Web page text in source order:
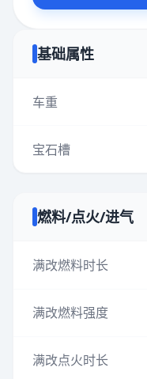
基础属性
车重
宝石槽
燃料/点火/进气
满改燃料时长
满改燃料强度
满改点火时长